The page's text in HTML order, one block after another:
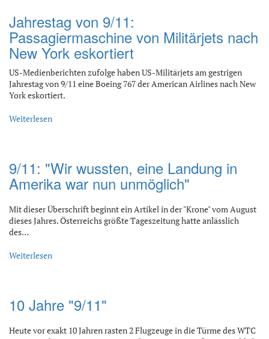
Jahrestag von 9/11:
Passagiermaschine von Militärjets nach
New York eskortiert
US-Medienberichten zufolge haben US-Militärjets am gestrigen
Jahrestag von 9/11 eine Boeing 767 der American Airlines nach New
York eskortiert.
Weiterlesen
9/11: "Wir wussten, eine Landung in
Amerika war nun unmöglich"
Mit dieser Überschrift beginnt ein Artikel in der "Krone" vom August
dieses Jahres. Österreichs größte Tageszeitung hatte anlässlich
des…
Weiterlesen
10 Jahre "9/11"
Heute vor exakt 10 Jahren rasten 2 Flugzeuge in die Türme des WTC